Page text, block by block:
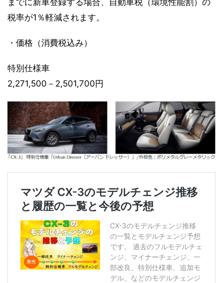
税率が1％軽減されます。
・価格（消費税込み）
特別仕様車
2,271,500－2,501,700円